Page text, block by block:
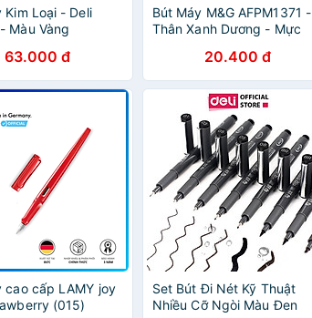
Kim Loại - Deli
Màu Vàng
63.000 đ
Bút Máy M&G AFPM1371 -
Thân Xanh Dương - Mực
20.400 đ
cao cấp LAMY joy
(015)
Set Bút Đi Nét Kỹ Thuật
Nhiều Cỡ Ngòi Màu Đen